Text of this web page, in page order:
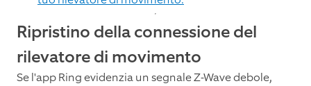
Ripristino della connessione del
rilevatore di movimento
Se l'app Ring evidenzia un segnale Z-Wave debole,